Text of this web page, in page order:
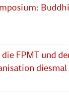
FPMT und
diesmal